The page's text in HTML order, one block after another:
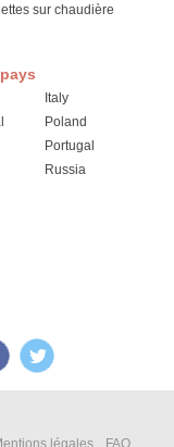
sur chaudière
Italy
Poland
Portugal
Russia
légales FAQ